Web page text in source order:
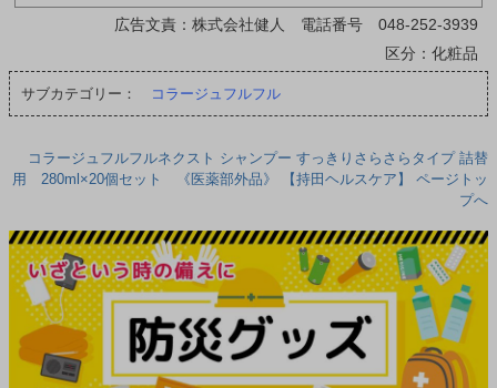
広告文責：株式会社健人 電話番号 048-252-3939
区分：化粧品
サブカテゴリー： コラージュフルフル
コラージュフルフルネクスト シャンプー すっきりさらさらタイプ 詰替
用 280ml×20個セット 《医薬部外品》 【持田ヘルスケア】 ページトッ
プへ